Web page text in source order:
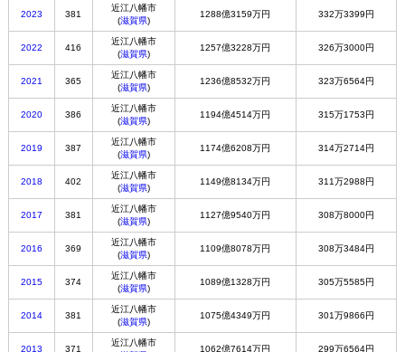
2023 381
近江八幡市
(滋賀県)
1288億3159万円 332万3399円
2022 416
近江八幡市
(滋賀県)
1257億3228万円 326万3000円
2021 365
近江八幡市
(滋賀県)
1236億8532万円 323万6564円
2020 386
近江八幡市
(滋賀県)
1194億4514万円 315万1753円
2019 387
近江八幡市
(滋賀県)
1174億6208万円 314万2714円
2018 402
近江八幡市
(滋賀県)
1149億8134万円 311万2988円
2017 381
近江八幡市
(滋賀県)
1127億9540万円 308万8000円
2016 369
近江八幡市
(滋賀県)
1109億8078万円 308万3484円
2015 374
近江八幡市
(滋賀県)
1089億1328万円 305万5585円
2014 381
近江八幡市
(滋賀県)
1075億4349万円 301万9866円
2013 371
近江八幡市
1062億7614万円 299万6564円